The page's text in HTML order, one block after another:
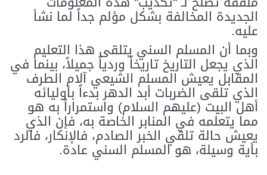
الجديدة المخالفة بشكل مؤلم جداً لما نشأ
عليه.
وبما أن المسلم السني يتلقى هذا التعليم
الذي يجعل التاريخ تاريخاً وردياً جميلاً، بينما في
المقابل يعيش المسلم الشيعي آلام الطرف
الذي تلقى الضربات أبد الدهر بدءاً بأوليائه
أهل البيت (عليهم السلام) واستمراراً به هو
مما يتعلمه في المنابر الخاصة به، فإن الذي
يعيش حالة تلقي الخبر الصادم، فالإنكار، فالرد
بأية وسيلة، هو المسلم السني عادة.